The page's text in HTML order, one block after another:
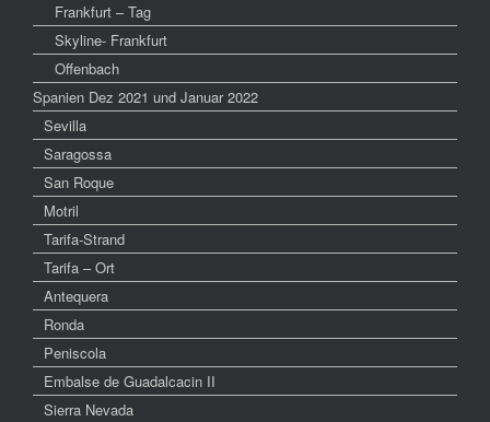
Frankfurt – Tag
Skyline- Frankfurt
Offenbach
Spanien Dez 2021 und Januar 2022
Sevilla
Saragossa
San Roque
Motril
Tarifa-Strand
Tarifa – Ort
Antequera
Ronda
Peniscola
Embalse de Guadalcacin II
Sierra Nevada